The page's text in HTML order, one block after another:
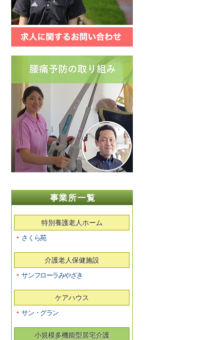
事業所一覧
特別養護老人ホーム
さくら苑
介護老人保健施設
サンフローラみやざき
ケアハウス
サン・グラン
小規模多機能型居宅介護